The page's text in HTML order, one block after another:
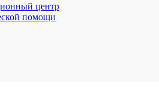
центр
помощи